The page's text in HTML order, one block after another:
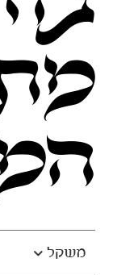
משקל